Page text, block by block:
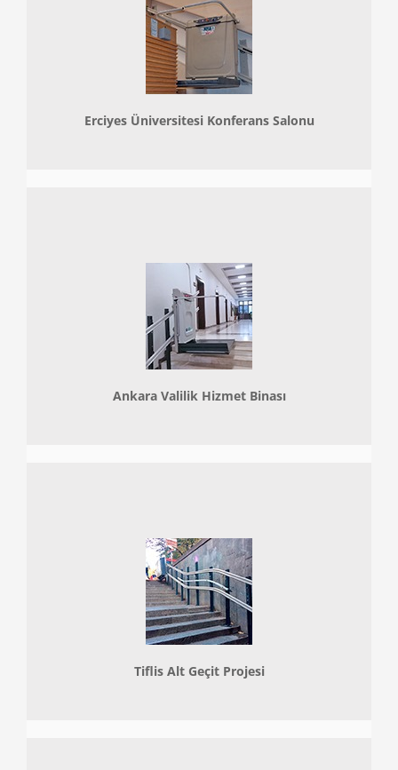
Erciyes Üniversitesi Konferans Salonu
Ankara Valilik Hizmet Binası
Tiflis Alt Geçit Projesi